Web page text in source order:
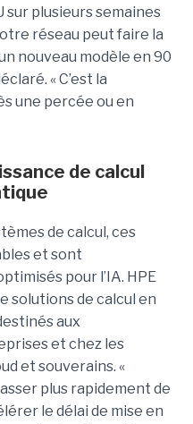
sur plusieurs semaines
réseau peut faire la
nouveau modèle en 90
« C’est la
une percée ou en
de calcul
de calcul, ces
et sont
pour l’IA. HPE
solutions de calcul en
aux
et chez les
et souverains. «
plus rapidement de
le délai de mise en